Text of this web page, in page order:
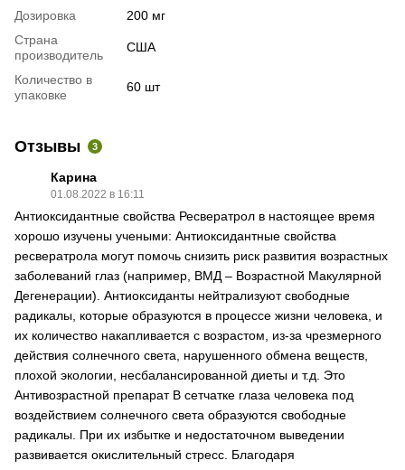
Дозировка
200 мг
Страна
производитель
США
Количество в
упаковке
60 шт
Отзывы 3
Карина
01.08.2022 в 16:11
Антиоксидантные свойства Ресвератрол в настоящее время
хорошо изучены учеными: Антиоксидантные свойства
ресвератрола могут помочь снизить риск развития возрастных
заболеваний глаз (например, ВМД – Возрастной Макулярной
Дегенерации). Антиоксиданты нейтрализуют свободные
радикалы, которые образуются в процессе жизни человека, и
их количество накапливается с возрастом, из-за чрезмерного
действия солнечного света, нарушенного обмена веществ,
плохой экологии, несбалансированной диеты и т.д. Это
Антивозрастной препарат В сетчатке глаза человека под
воздействием солнечного света образуются свободные
радикалы. При их избытке и недостаточном выведении
развивается окислительный стресс. Благодаря